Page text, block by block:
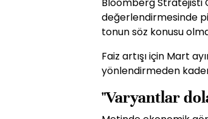
Bloomberg Stratejisti
değerlendirmesinde
tonun söz konusu
Faiz artışı için Mart
yönlendirmeden
"Varyantlar